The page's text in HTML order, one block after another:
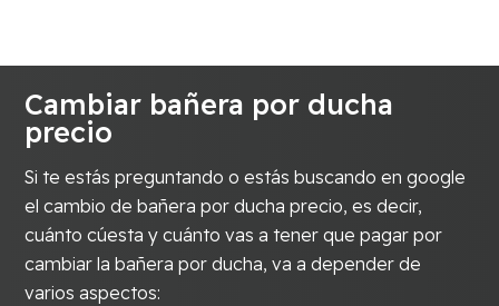
Cambiar bañera por ducha
precio
Si te estás preguntando o estás buscando en google
el cambio de bañera por ducha precio, es decir,
cuánto cúesta y cuánto vas a tener que pagar por
cambiar la bañera por ducha, va a depender de
varios aspectos: